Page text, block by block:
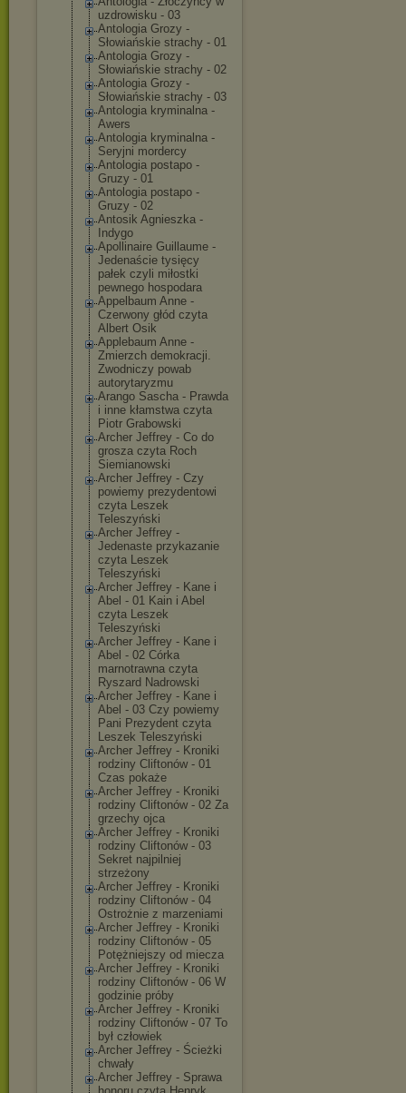
uzdrowisku - 03
Antologia Grozy -
Słowiańskie strachy - 01
Antologia Grozy -
Słowiańskie strachy - 02
Antologia Grozy -
Słowiańskie strachy - 03
Antologia kryminalna -
Awers
Antologia kryminalna -
Seryjni mordercy
Antologia postapo -
Gruzy - 01
Antologia postapo -
Gruzy - 02
Antosik Agnieszka -
Indygo
Apollinaire Guillaume -
Jedenaście tysięcy
pałek czyli miłostki
pewnego hospodara
Appelbaum Anne -
Czerwony głód czyta
Albert Osik
Applebaum Anne -
Zmierzch demokracji.
Zwodniczy powab
autorytaryzmu
Arango Sascha - Prawda
i inne kłamstwa czyta
Piotr Grabowski
Archer Jeffrey - Co do
grosza czyta Roch
Siemianowski
Archer Jeffrey - Czy
powiemy prezydentowi
czyta Leszek
Teleszyński
Archer Jeffrey -
Jedenaste przykazanie
czyta Leszek
Teleszyński
Archer Jeffrey - Kane i
Abel - 01 Kain i Abel
czyta Leszek
Teleszyński
Archer Jeffrey - Kane i
Abel - 02 Córka
marnotrawna czyta
Ryszard Nadrowski
Archer Jeffrey - Kane i
Abel - 03 Czy powiemy
Pani Prezydent czyta
Leszek Teleszyński
Archer Jeffrey - Kroniki
rodziny Cliftonów - 01
Czas pokaże
Archer Jeffrey - Kroniki
rodziny Cliftonów - 02 Za
grzechy ojca
Archer Jeffrey - Kroniki
rodziny Cliftonów - 03
Sekret najpilniej
strzeżony
Archer Jeffrey - Kroniki
rodziny Cliftonów - 04
Ostrożnie z marzeniami
Archer Jeffrey - Kroniki
rodziny Cliftonów - 05
Potężniejszy od miecza
Archer Jeffrey - Kroniki
rodziny Cliftonów - 06 W
godzinie próby
Archer Jeffrey - Kroniki
rodziny Cliftonów - 07 To
był człowiek
Archer Jeffrey - Ścieżki
chwały
Archer Jeffrey - Sprawa